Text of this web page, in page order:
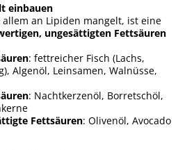
einbauen
allem an Lipiden mangelt, ist eine
ungesättigten Fettsäuren
: fettreicher Fisch (Lachs,
Algenöl, Leinsamen, Walnüsse,
: Nachtkerzenöl, Borretschöl,
Fettsäuren: Olivenöl, Avocado